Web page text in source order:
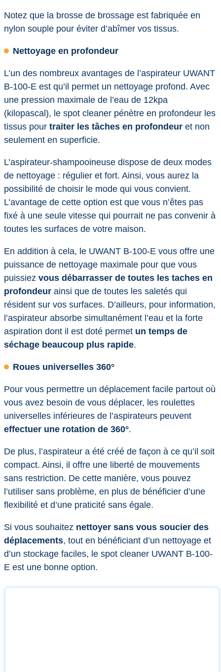
Notez que la brosse de brossage est fabriquée en
nylon souple pour éviter d’abîmer vos tissus.
Nettoyage en profondeur
L’un des nombreux avantages de l’aspirateur UWANT
B-100-E est qu’il permet un nettoyage profond. Avec
une pression maximale de l’eau de 12kpa
(kilopascal), le spot cleaner pénètre en profondeur les
tissus pour traiter les tâches en profondeur et non
seulement en superficie.
L’aspirateur-shampooineuse dispose de deux modes
de nettoyage : régulier et fort. Ainsi, vous aurez la
possibilité de choisir le mode qui vous convient.
L’avantage de cette option est que vous n’êtes pas
fixé à une seule vitesse qui pourrait ne pas convenir à
toutes les surfaces de votre maison.
En addition à cela, le UWANT B-100-E vous offre une
puissance de nettoyage maximale pour que vous
puissiez vous débarrasser de toutes les taches en
profondeur ainsi que de toutes les saletés qui
résident sur vos surfaces. D’ailleurs, pour information,
l’aspirateur absorbe simultanément l’eau et la forte
aspiration dont il est doté permet un temps de
séchage beaucoup plus rapide.
Roues universelles 360°
Pour vous permettre un déplacement facile partout où
vous avez besoin de vous déplacer, les roulettes
universelles inférieures de l’aspirateurs peuvent
effectuer une rotation de 360°.
De plus, l’aspirateur a été créé de façon à ce qu’il soit
compact. Ainsi, il offre une liberté de mouvements
sans restriction. De cette manière, vous pouvez
l’utiliser sans problème, en plus de bénéficier d’une
flexibilité et d’une praticité sans égale.
Si vous souhaitez nettoyer sans vous soucier des
déplacements, tout en bénéficiant d’un nettoyage et
d’un stockage faciles, le spot cleaner UWANT B-100-
E est une bonne option.